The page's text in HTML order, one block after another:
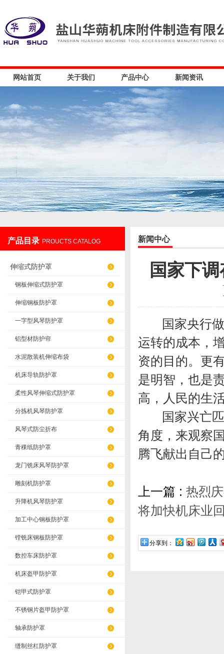
盐山华蒴机床附件制造有限公司
网站首页 关于我们 产品中心 新闻资讯
产品目录 PROUCTS CATALOG
伸缩式防护罩
钢板伸缩式防护罩
伸缩钢板防护罩
一字型风琴防护罩
铝型材防护帘
水泥散装机伸缩布袋
机床导轨防护罩
柔性风琴伸缩式防护罩
分拣机风琴防护罩
风琴式防尘折布
青稞纸防护罩
龙门铣床风琴防护罩
雕刻机防护罩
升降机风琴防护罩
加工中心钢板防护罩
镗铣床钢板防护罩
数控车床防护罩
机床盔甲防护罩
铠甲式防护罩
不锈钢片盔甲防护罩
轴承防护罩
缝制丝杠防护罩
新闻中心
国家下
国家央行做
运转的成本，
资的目的。更
是明智，也是
高，人民的生
国家兴亡匹
角度，来观察
腾飞献出自己
上一篇 : 热烈
将加快机床业
分享到：